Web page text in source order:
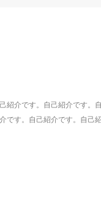
紹介です。自己紹介です。
です。自己紹介です。自己